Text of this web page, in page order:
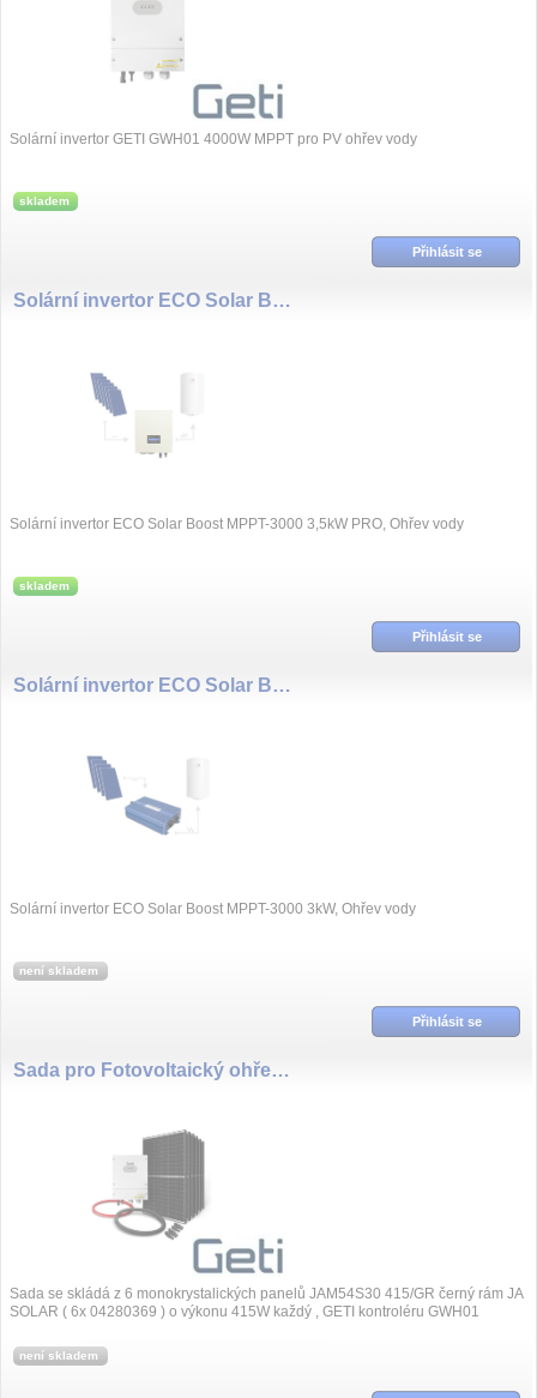
Solární invertor GETI GWH01 4000W MPPT pro PV ohřev vody
skladem
Přihlásit se
Solární invertor ECO Solar Boost MPPT-3000 3,5kW PRO, Ohřev vody
Solární invertor ECO Solar Boost MPPT-3000 3,5kW PRO, Ohřev vody
skladem
Přihlásit se
Solární invertor ECO Solar Boost MPPT-3000 3kW, Ohřev vody
Solární invertor ECO Solar Boost MPPT-3000 3kW, Ohřev vody
není skladem
Přihlásit se
Sada pro Fotovoltaický ohřev vody GETI GWH01 2490W 6x PV Ja Solar
Sada se skládá z 6 monokrystalických panelů JAM54S30 415/GR černý rám JA
SOLAR ( 6x 04280369 ) o výkonu 415W každý , GETI kontroléru GWH01
není skladem